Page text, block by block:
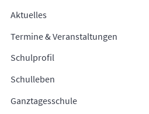
Aktuelles
Termine & Veranstaltungen
Schulprofil
Schulleben
Ganztagesschule